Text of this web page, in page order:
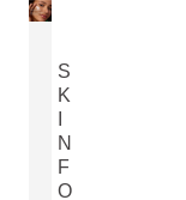
S
K
N
F
O